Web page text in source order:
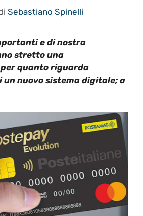
Sebastiano Spinelli
e di nostra
stretto una
quanto riguarda
un nuovo sistema digitale; a